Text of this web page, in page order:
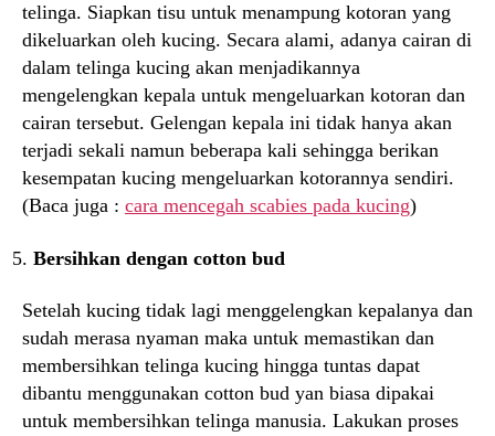
telinga. Siapkan tisu untuk menampung kotoran yang
dikeluarkan oleh kucing. Secara alami, adanya cairan di
dalam telinga kucing akan menjadikannya
mengelengkan kepala untuk mengeluarkan kotoran dan
cairan tersebut. Gelengan kepala ini tidak hanya akan
terjadi sekali namun beberapa kali sehingga berikan
kesempatan kucing mengeluarkan kotorannya sendiri.
(Baca juga : cara mencegah scabies pada kucing)
Bersihkan dengan cotton bud
Setelah kucing tidak lagi menggelengkan kepalanya dan
sudah merasa nyaman maka untuk memastikan dan
membersihkan telinga kucing hingga tuntas dapat
dibantu menggunakan cotton bud yan biasa dipakai
untuk membersihkan telinga manusia. Lakukan proses